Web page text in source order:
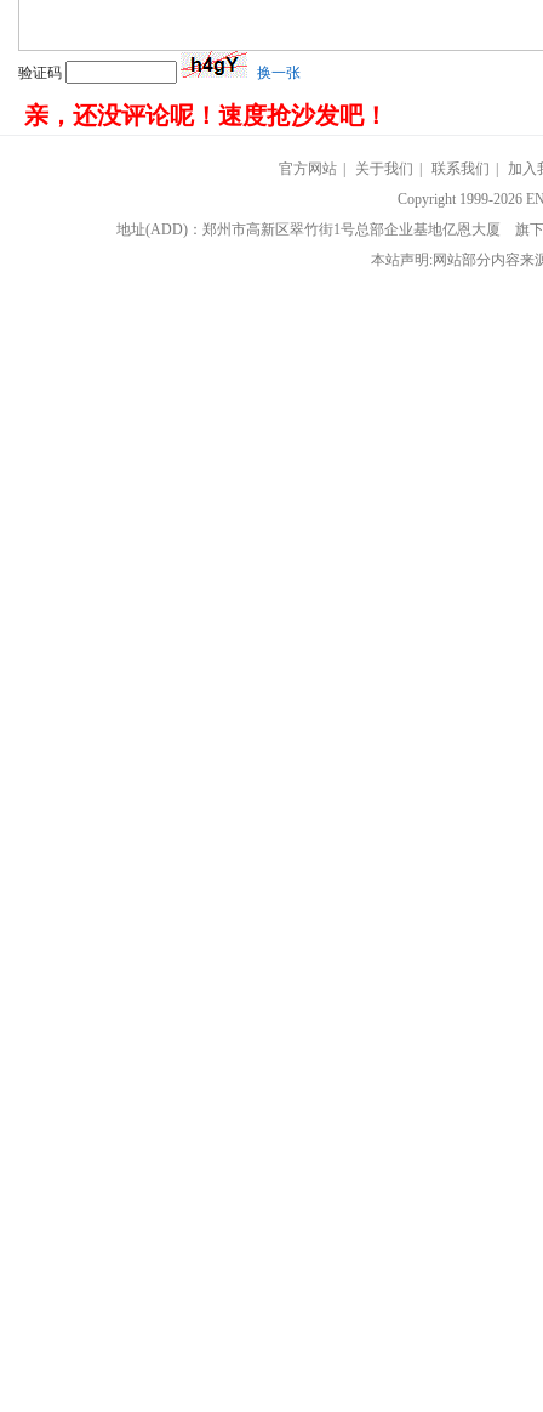
验证码 换一张
亲，还没评论呢！速度抢沙发吧！
官方网站 关于我们 联系我们
加入
Copyright 1999-2026
地址(ADD)：郑州市高新区翠竹街1号总部企业基地亿恩大厦 旗
本站声明:网站部分内容来